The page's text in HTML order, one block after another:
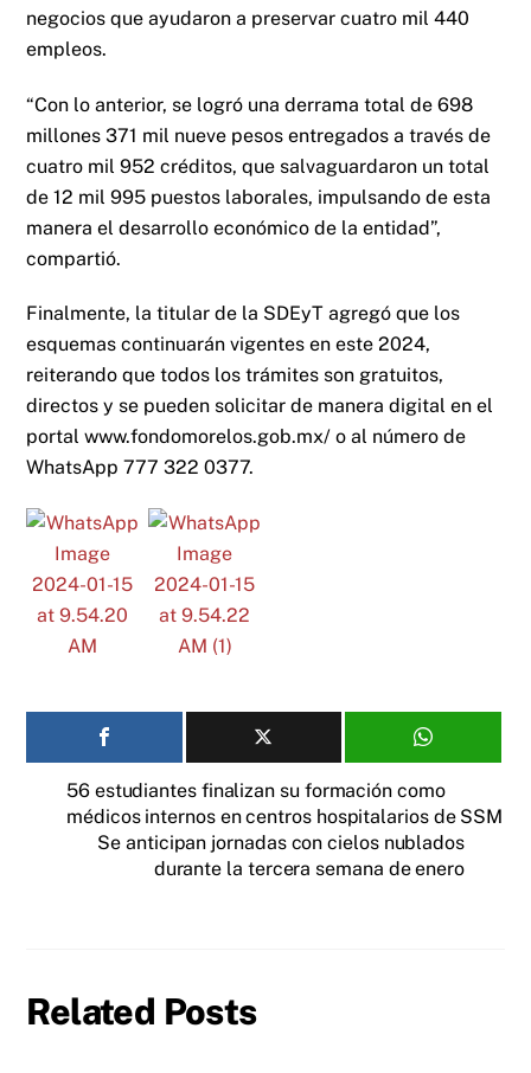
negocios que ayudaron a preservar cuatro mil 440
empleos.
“Con lo anterior, se logró una derrama total de 698
millones 371 mil nueve pesos entregados a través de
cuatro mil 952 créditos, que salvaguardaron un total
de 12 mil 995 puestos laborales, impulsando de esta
manera el desarrollo económico de la entidad”,
compartió.
Finalmente, la titular de la SDEyT agregó que los
esquemas continuarán vigentes en este 2024,
reiterando que todos los trámites son gratuitos,
directos y se pueden solicitar de manera digital en el
portal www.fondomorelos.gob.mx/ o al número de
WhatsApp 777 322 0377.
56 estudiantes finalizan su formación como
médicos internos en centros hospitalarios de SSM
Se anticipan jornadas con cielos nublados
durante la tercera semana de enero
Related Posts